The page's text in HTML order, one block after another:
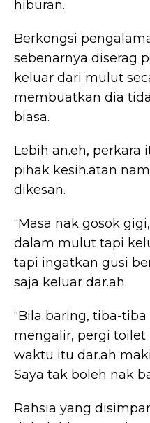
hiburan.
Berkongsi
sebenarnya diserag
keluar dari mulut
membuatkan dia
biasa.
Lebih an.eh,
pihak kesih.atan
dikesan.
“Masa nak gosok
dalam mulut tapi
tapi ingatkan gusi
saja keluar dar.ah.
“Bila baring, tiba-
mengalir, pergi
waktu itu dar.ah
Saya tak boleh nak
Rahsia yang